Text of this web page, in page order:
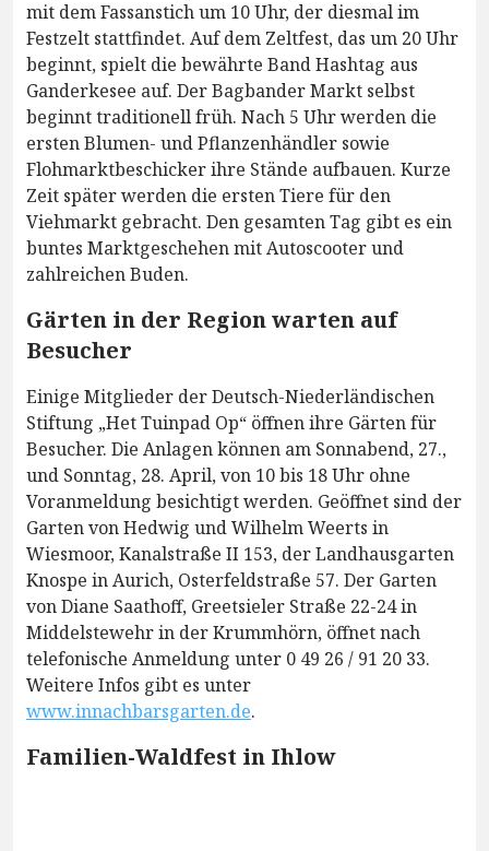
mit dem Fassanstich um 10 Uhr, der diesmal im
Festzelt stattfindet. Auf dem Zeltfest, das um 20 Uhr
beginnt, spielt die bewährte Band Hashtag aus
Ganderkesee auf. Der Bagbander Markt selbst
beginnt traditionell früh. Nach 5 Uhr werden die
ersten Blumen- und Pflanzenhändler sowie
Flohmarktbeschicker ihre Stände aufbauen. Kurze
Zeit später werden die ersten Tiere für den
Viehmarkt gebracht. Den gesamten Tag gibt es ein
buntes Marktgeschehen mit Autoscooter und
zahlreichen Buden.
Gärten in der Region warten auf
Besucher
Einige Mitglieder der Deutsch-Niederländischen
Stiftung „Het Tuinpad Op“ öffnen ihre Gärten für
Besucher. Die Anlagen können am Sonnabend, 27.,
und Sonntag, 28. April, von 10 bis 18 Uhr ohne
Voranmeldung besichtigt werden. Geöffnet sind der
Garten von Hedwig und Wilhelm Weerts in
Wiesmoor, Kanalstraße II 153, der Landhausgarten
Knospe in Aurich, Osterfeldstraße 57. Der Garten
von Diane Saathoff, Greetsieler Straße 22-24 in
Middelstewehr in der Krummhörn, öffnet nach
telefonische Anmeldung unter 0 49 26 / 91 20 33.
Weitere Infos gibt es unter
www.innachbarsgarten.de.
Familien-Waldfest in Ihlow